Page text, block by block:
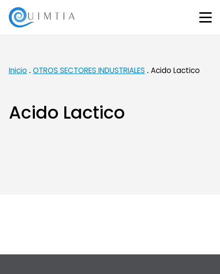
Inicio OTROS SECTORES INDUSTRIALES Acido Lactico
Acido Lactico